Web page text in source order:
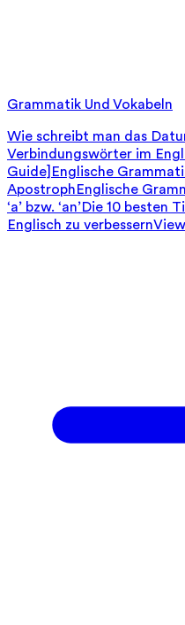
Grammatik Und Vokabeln
Wie schreibt man das
Verbindungswörter im
Guide] Englische
ApostrophEnglische
‘a’ bzw. ‘an’Die 10 besten
Englisch zu verbessernView